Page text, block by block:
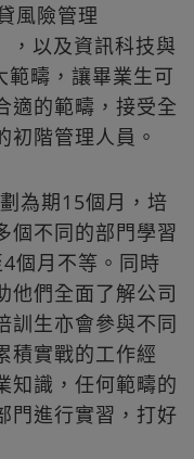
風險管理
以及資訊科技與
疇，讓畢業生可
適的範疇，接受全
初階管理人員。
為期15個月，培
個不同的部門學習
個月不等。同時
他們全面了解公司
訓生亦會參與不同
積實戰的工作經
知識，任何範疇的
門進行實習，打好